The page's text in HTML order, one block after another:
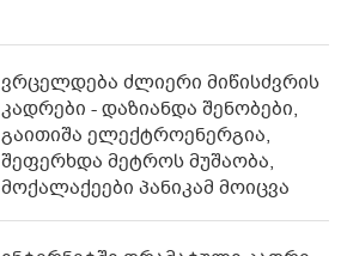
ვრცელდება ძლიერი მიწისძვრის
კადრები - დაზიანდა შენობები,
გაითიშა ელექტროენერგია,
შეფერხდა მეტროს მუშაობა,
მოქალაქეები პანიკამ მოიცვა